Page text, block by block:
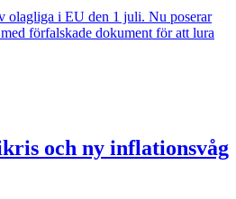
olagliga i EU den 1 juli. Nu poserar
förfalskade dokument för att lura
och ny inflationsvåg